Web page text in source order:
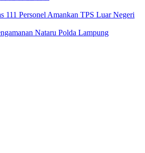
111 Personel Amankan TPS Luar Negeri
Nataru Polda Lampung